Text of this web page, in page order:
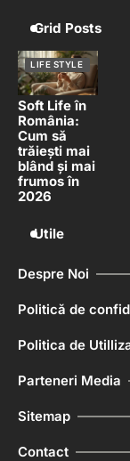
Grid Posts
LIFE STYLE
Soft Life în
România:
Cum să
trăiești mai
blând și mai
frumos în
2026
Utile
Despre Noi
Politică de
Politica de
Parteneri Media
Sitemap
Contact